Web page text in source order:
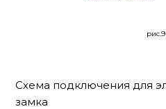
рис.9
Схема подключения для
замка